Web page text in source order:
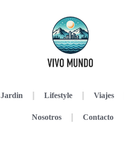
Jardin Lifestyle Viajes
Nosotros Contacto